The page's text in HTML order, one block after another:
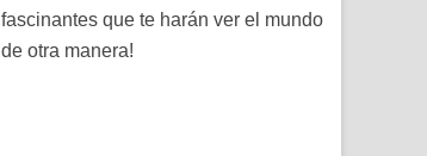
fascinantes que te harán ver el mundo
de otra manera!